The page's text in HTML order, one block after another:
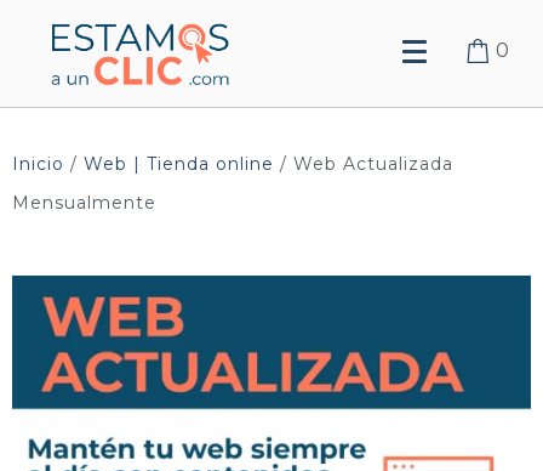
0
Inicio / Web | Tienda online / Web Actualizada
Mensualmente